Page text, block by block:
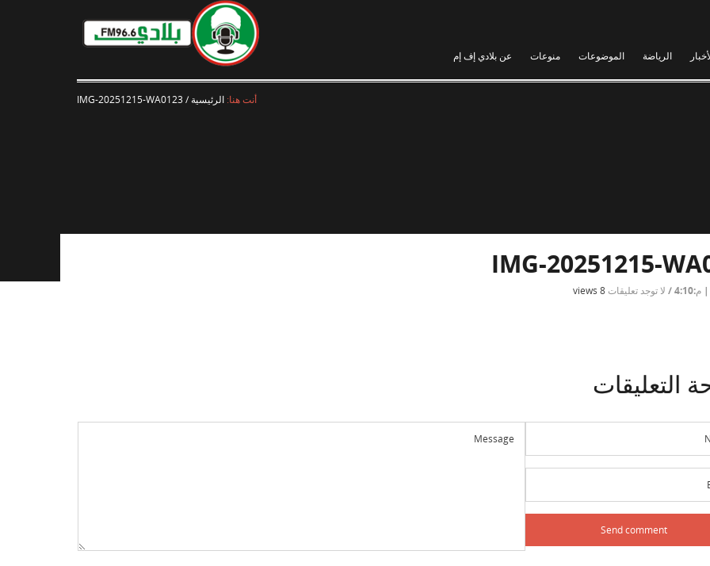
الرياضة الموضوعات منوعات عن بلادي إف إم
أنت هنا: الرئيسية /
IMG-20251215-WA0123
IMG-20251215-
/ لا توجد تعليقات8 views
التعليقات